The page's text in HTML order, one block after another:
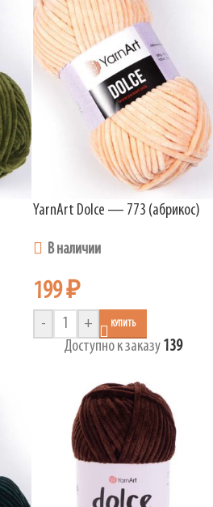
YarnArt Dolce — 773 (абрикос)
В наличии
199₽
- + КУПИТЬ
Доступно к заказу 139